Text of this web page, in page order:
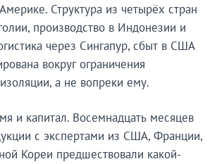
Структура из четырёх стран
производство в Индонезии и
через Сингапур, сбыт в США
вокруг ограничения
а не вопреки ему.
и капитал. Восемнадцать месяцев
с экспертами из США, Франции,
Кореи предшествовали какой-